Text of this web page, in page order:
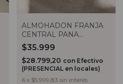
ALMOHADON FRANJA
CENTRAL PANA
AVELLANA 40X40
$35.999
$28.799,20 con Efectivo
(PRESENCIAL en locales)
6 x $5.999,83 sin interés